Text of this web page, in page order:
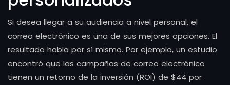
Si desea llegar a su audiencia a nivel personal, el
correo electrónico es una de sus mejores opciones. El
resultado habla por sí mismo. Por ejemplo, un estudio
encontró que las campañas de correo electrónico
tienen un retorno de la inversión (ROI) de $44 por